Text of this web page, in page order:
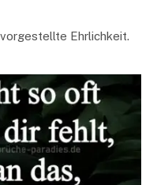
Ehrlichkeit.